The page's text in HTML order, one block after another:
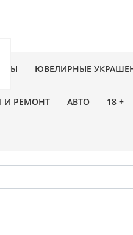
ЮВЕЛИРНЫЕ
И РЕМОНТ АВТО 18 +